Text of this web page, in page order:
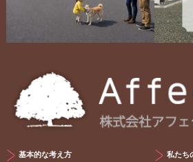
基本的な考え方
私たち